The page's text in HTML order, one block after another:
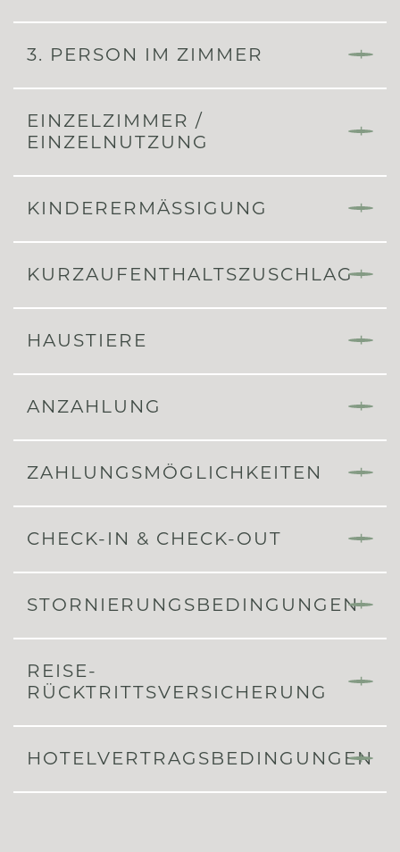
3. PERSON IM ZIMMER
EINZELZIMMER /
EINZELNUTZUNG
KINDERERMÄSSIGUNG
KURZAUFENTHALTSZUSCHLAG
HAUSTIERE
ANZAHLUNG
ZAHLUNGSMÖGLICHKEITEN
CHECK-IN & CHECK-OUT
STORNIERUNGSBEDINGUNGEN
REISE-
RÜCKTRITTSVERSICHERUNG
HOTELVERTRAGSBEDINGUNGEN